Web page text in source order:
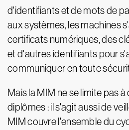
d'identifiants et de mots de
aux systèmes, les machines
certificats numériques, des
et d'autres identifiants pour
communiquer en toute
Mais la MIM ne se limite pas
diplômes : il s'agit aussi de
MIM couvre l'ensemble du